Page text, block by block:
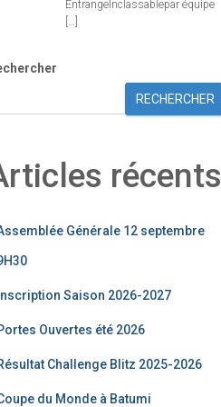
EntrangeInclassablepar équipe
[…]
RECHERCHER
récents
Générale 12 septembre
Saison 2026-2027
Ouvertes été 2026
Challenge Blitz 2025-2026
du Monde à Batumi